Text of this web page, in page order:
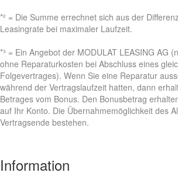
*² = Die Summe errechnet sich aus der
Leasingrate bei maximaler Laufzeit.
*³ = Ein Angebot der MODULAT LEASING AG
ohne Reparaturkosten bei Abschluss eines
Folgevertrages). Wenn Sie eine Reparatur
während der Vertragslaufzeit hatten, dann
Betrages vom Bonus. Den Bonusbetrag
auf Ihr Konto. Die Übernahmemöglichkeit des
Vertragsende bestehen.
Information